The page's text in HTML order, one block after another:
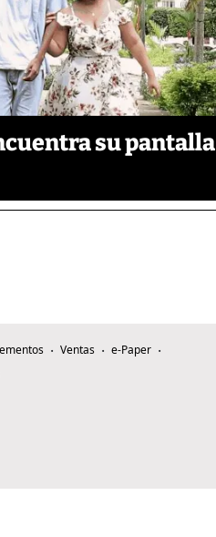
su pantalla​
Ventas
e-Paper